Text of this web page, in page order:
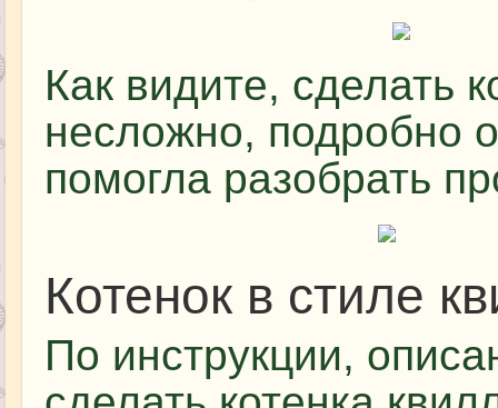
Как видите, сделать
несложно, подробно
помогла разобрать
Котенок в стиле
По инструкции,